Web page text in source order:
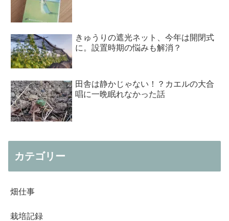
きゅうりの遮光ネット、今年は開閉式
に。設置時期の悩みも解消？
田舎は静かじゃない！？カエルの大合
唱に一晩眠れなかった話
カテゴリー
畑仕事
栽培記録